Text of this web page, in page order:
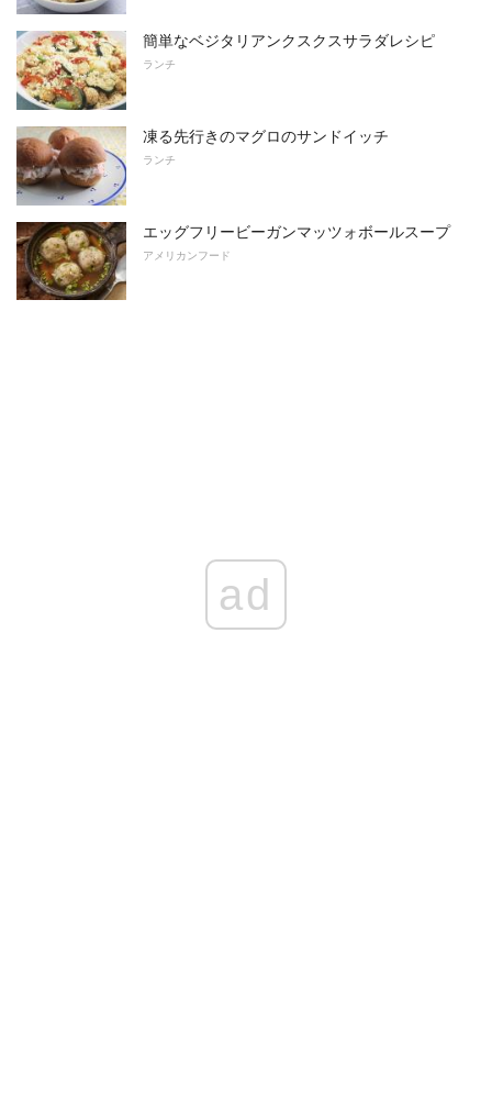
簡単なベジタリアンクスクスサラダレシピ
ランチ
凍る先行きのマグロのサンドイッチ
ランチ
エッグフリービーガンマッツォボールスープ
アメリカンフード
ad